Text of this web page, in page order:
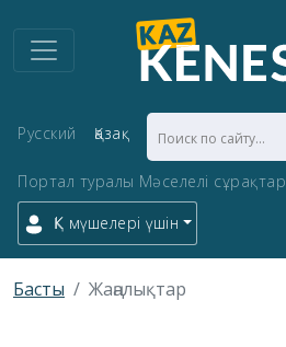
Русский Қазақ
Портал туралы Мәселелі сұрақтар
ҚК мүшелері үшін
Басты Жаңалықтар